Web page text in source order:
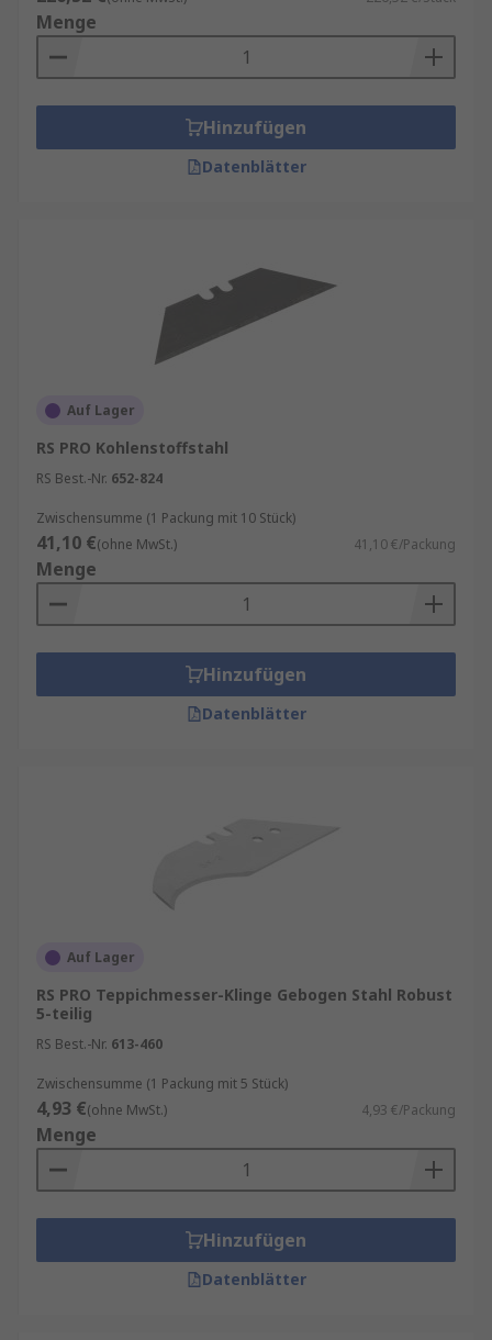
Menge
Hinzufügen
Datenblätter
Auf Lager
RS PRO Kohlenstoffstahl
RS Best.-Nr. 652-824
Zwischensumme (1 Packung mit 10 Stück)
41,10 €(ohne MwSt.) 41,10 €/Packung
Menge
Hinzufügen
Datenblätter
Auf Lager
RS PRO Teppichmesser-Klinge Gebogen Stahl Robust
5-teilig
RS Best.-Nr. 613-460
Zwischensumme (1 Packung mit 5 Stück)
4,93 €(ohne MwSt.) 4,93 €/Packung
Menge
Hinzufügen
Datenblätter